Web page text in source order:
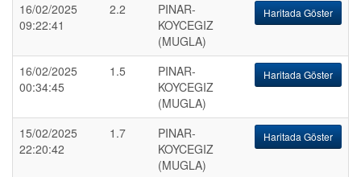
16/02/2025
09:22:41
2.2
PINAR-
KOYCEGIZ
(MUGLA)
Haritada Göster
16/02/2025
00:34:45
1.5
PINAR-
KOYCEGIZ
(MUGLA)
Haritada Göster
15/02/2025
22:20:42
1.7
PINAR-
KOYCEGIZ
(MUGLA)
Haritada Göster